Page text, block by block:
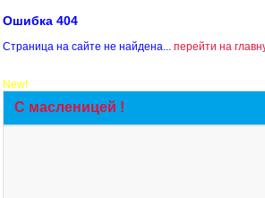
Ошибка 404
Страница на сайте не найдена... перейти на
New!
С масленицей !